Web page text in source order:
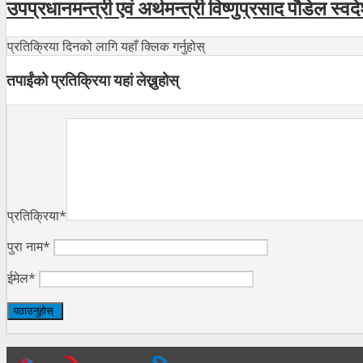
उपप्रधानमन्त्री एवं अर्थमन्त्री विष्णुप्रसाद पौडेल
प्रतिक्रिया दिनको लागि यहाँ क्लिक गर्नुहोस्
तपाईंको प्रतिक्रिया यहां लेख्नुहोस्
प्रतिक्रिया*
पुरा नाम*
ईमेल*